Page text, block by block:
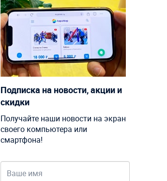
Подписка на новости, акции и
скидки
Получайте наши новости на экран
своего компьютера или
смартфона!